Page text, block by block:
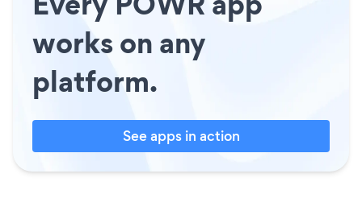
works on any
platform.
See apps in action